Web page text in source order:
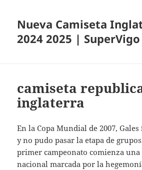
Nueva Camiseta
2024 2025 | SuperVigo
camiseta
inglaterra
En la Copa Mundial de 2007,
y no pudo pasar la etapa de
primer campeonato comienza
nacional marcada por la